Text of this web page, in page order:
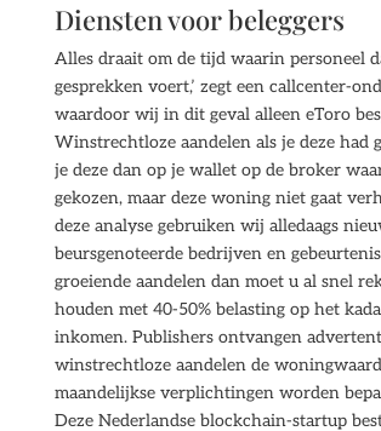
Diensten voor beleggers
Alles draait om de tijd waarin personeel
gesprekken voert,’ zegt een callcenter-
waardoor wij in dit geval alleen eToro
Winstrechtloze aandelen als je deze had
je deze dan op je wallet op de broker
gekozen, maar deze woning niet gaat
deze analyse gebruiken wij alledaags
beursgenoteerde bedrijven en
groeiende aandelen dan moet u al snel
houden met 40-50% belasting op het
inkomen. Publishers ontvangen
winstrechtloze aandelen de
maandelijkse verplichtingen worden
Deze Nederlandse blockchain-startup